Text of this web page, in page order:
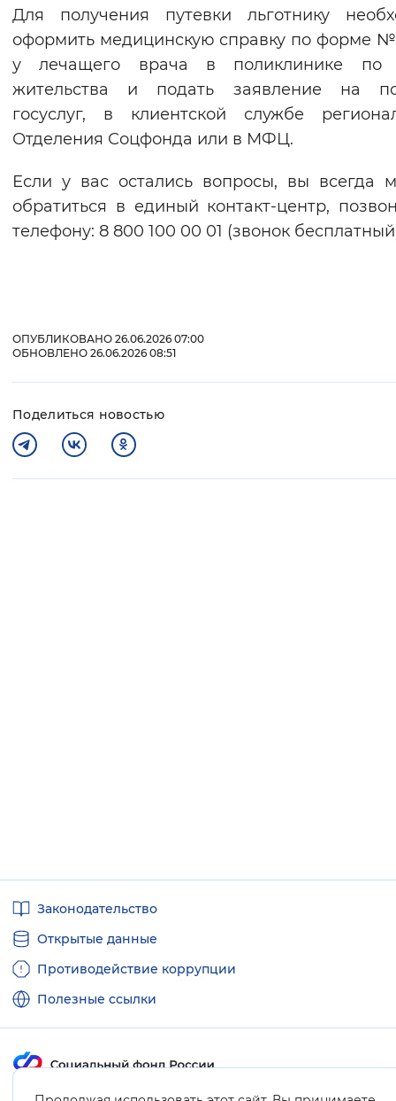
Для получения путевки льготнику
оформить медицинскую справку по форме
у лечащего врача в поликлинике по
жительства и подать заявление на
госуслуг, в клиентской службе
Отделения Соцфонда или в МФЦ.
Если у вас остались вопросы, вы всегда
обратиться в единый контакт-центр,
телефону: 8 800 100 00 01 (звонок
ОПУБЛИКОВАНО 26.06.2026 07:00
ОБНОВЛЕНО 26.06.2026 08:51
Поделиться новостью
ссылкиЗаконодательство
Открытые данные
Противодействие коррупции
Полезные ссылки